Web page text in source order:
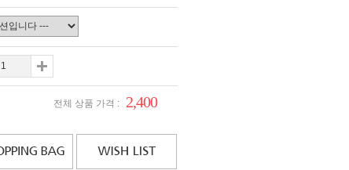
전체 상품 가격 : 2,400